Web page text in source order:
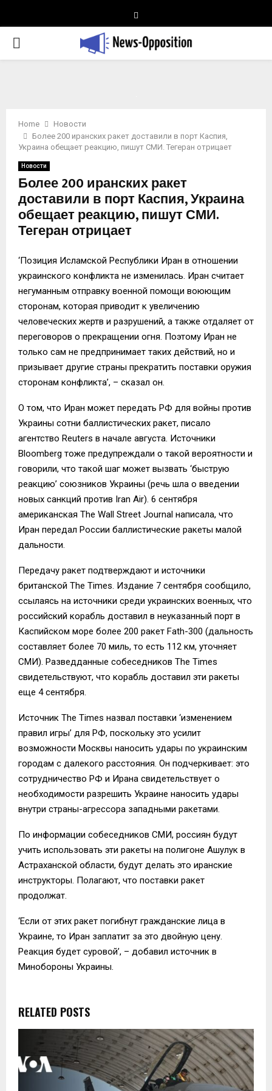
PRIMARY
Home
Новости
Более 200 иранских ракет доставили в порт Каспия,
Украина обещает реакцию, пишут СМИ. Тегеран отрицает
Новости
Более 200 иранских ракет
доставили в порт Каспия, Украина
обещает реакцию, пишут СМИ.
Тегеран отрицает
‘Позиция Исламской Республики Иран в отношении
украинского конфликта не изменилась. Иран считает
негуманным отправку военной помощи воюющим
сторонам, которая приводит к увеличению
человеческих жертв и разрушений, а также отдаляет от
переговоров о прекращении огня. Поэтому Иран не
только сам не предпринимает таких действий, но и
призывает другие страны прекратить поставки оружия
сторонам конфликта’, – сказал он.
О том, что Иран может передать РФ для войны против
Украины сотни баллистических ракет, писало
агентство Reuters в начале августа. Источники
Bloomberg тоже предупреждали о такой вероятности и
говорили, что такой шаг может вызвать ‘быструю
реакцию’ союзников Украины (речь шла о введении
новых санкций против Iran Air). 6 сентября
американская The Wall Street Journal написала, что
Иран передал России баллистические ракеты малой
дальности.
Передачу ракет подтверждают и источники
британской The Times. Издание 7 сентября сообщило,
ссылаясь на источники среди украинских военных, что
российский корабль доставил в неуказанный порт в
Каспийском море более 200 ракет Fath-300 (дальность
составляет более 70 миль, то есть 112 км, уточняет
СМИ). Разведданные собеседников The Times
свидетельствуют, что корабль доставил эти ракеты
еще 4 сентября.
Источник The Times назвал поставки ‘изменением
правил игры’ для РФ, поскольку это усилит
возможности Москвы наносить удары по украинским
городам с далекого расстояния. Он подчеркивает: это
сотрудничество РФ и Ирана свидетельствует о
необходимости разрешить Украине наносить удары
внутри страны-агрессора западными ракетами.
По информации собеседников СМИ, россиян будут
учить использовать эти ракеты на полигоне Ашулук в
Астраханской области, будут делать это иранские
инструкторы. Полагают, что поставки ракет
продолжат.
‘Если от этих ракет погибнут гражданские лица в
Украине, то Иран заплатит за это двойную цену.
Реакция будет суровой’, – добавил источник в
Минобороны Украины.
RELATED POSTS